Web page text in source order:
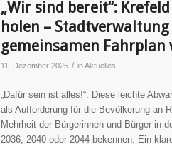
„Wir sind bereit“:
holen –
gemeinsamen Fahrplan
11. Dezember 2025 / inAktuelles
„Dafür sein ist alles!“: Diese leichte
als Aufforderung für die Bevölkerung an
Mehrheit der Bürgerinnen und Bürger in
2036, 2040 oder 2044 bekennen. Ein